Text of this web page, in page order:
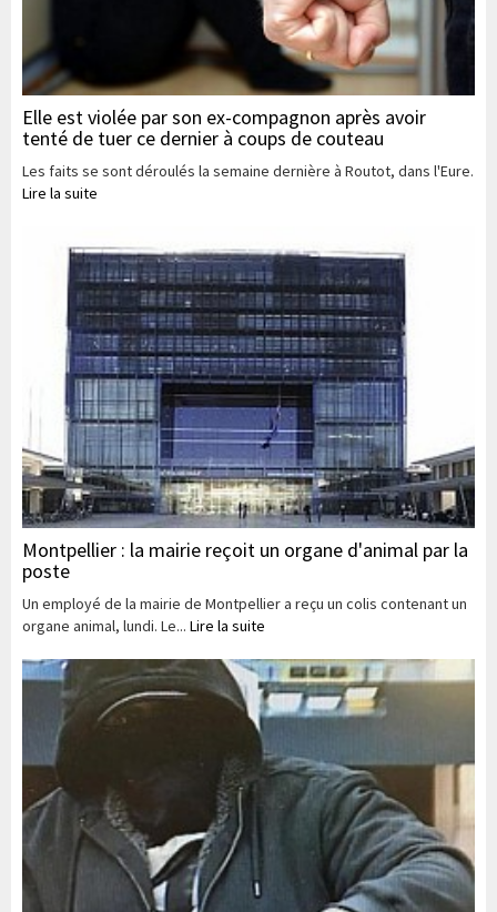
Elle est violée par son ex-compagnon après avoir
tenté de tuer ce dernier à coups de couteau
Les faits se sont déroulés la semaine dernière à Routot, dans l'Eure.
Lire la suite
Montpellier : la mairie reçoit un organe d'animal par la
poste
Un employé de la mairie de Montpellier a reçu un colis contenant un
organe animal, lundi. Le... Lire la suite